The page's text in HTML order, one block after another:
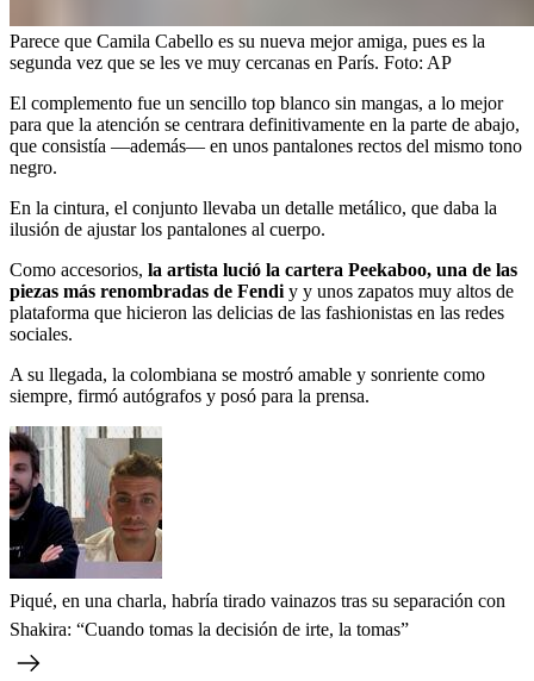
Parece que Camila Cabello es su nueva mejor amiga, pues es la
segunda vez que se les ve muy cercanas en París. Foto: AP
El complemento fue un sencillo top blanco sin mangas, a lo mejor
para que la atención se centrara definitivamente en la parte de abajo,
que consistía —además— en unos pantalones rectos del mismo tono
negro.
En la cintura, el conjunto llevaba un detalle metálico, que daba la
ilusión de ajustar los pantalones al cuerpo.
Como accesorios, la artista lució la cartera Peekaboo, una de las
piezas más renombradas de Fendi y y unos zapatos muy altos de
plataforma que hicieron las delicias de las fashionistas en las redes
sociales.
A su llegada, la colombiana se mostró amable y sonriente como
siempre, firmó autógrafos y posó para la prensa.
Piqué, en una charla, habría tirado vainazos tras su separación con
Shakira: “Cuando tomas la decisión de irte, la tomas”